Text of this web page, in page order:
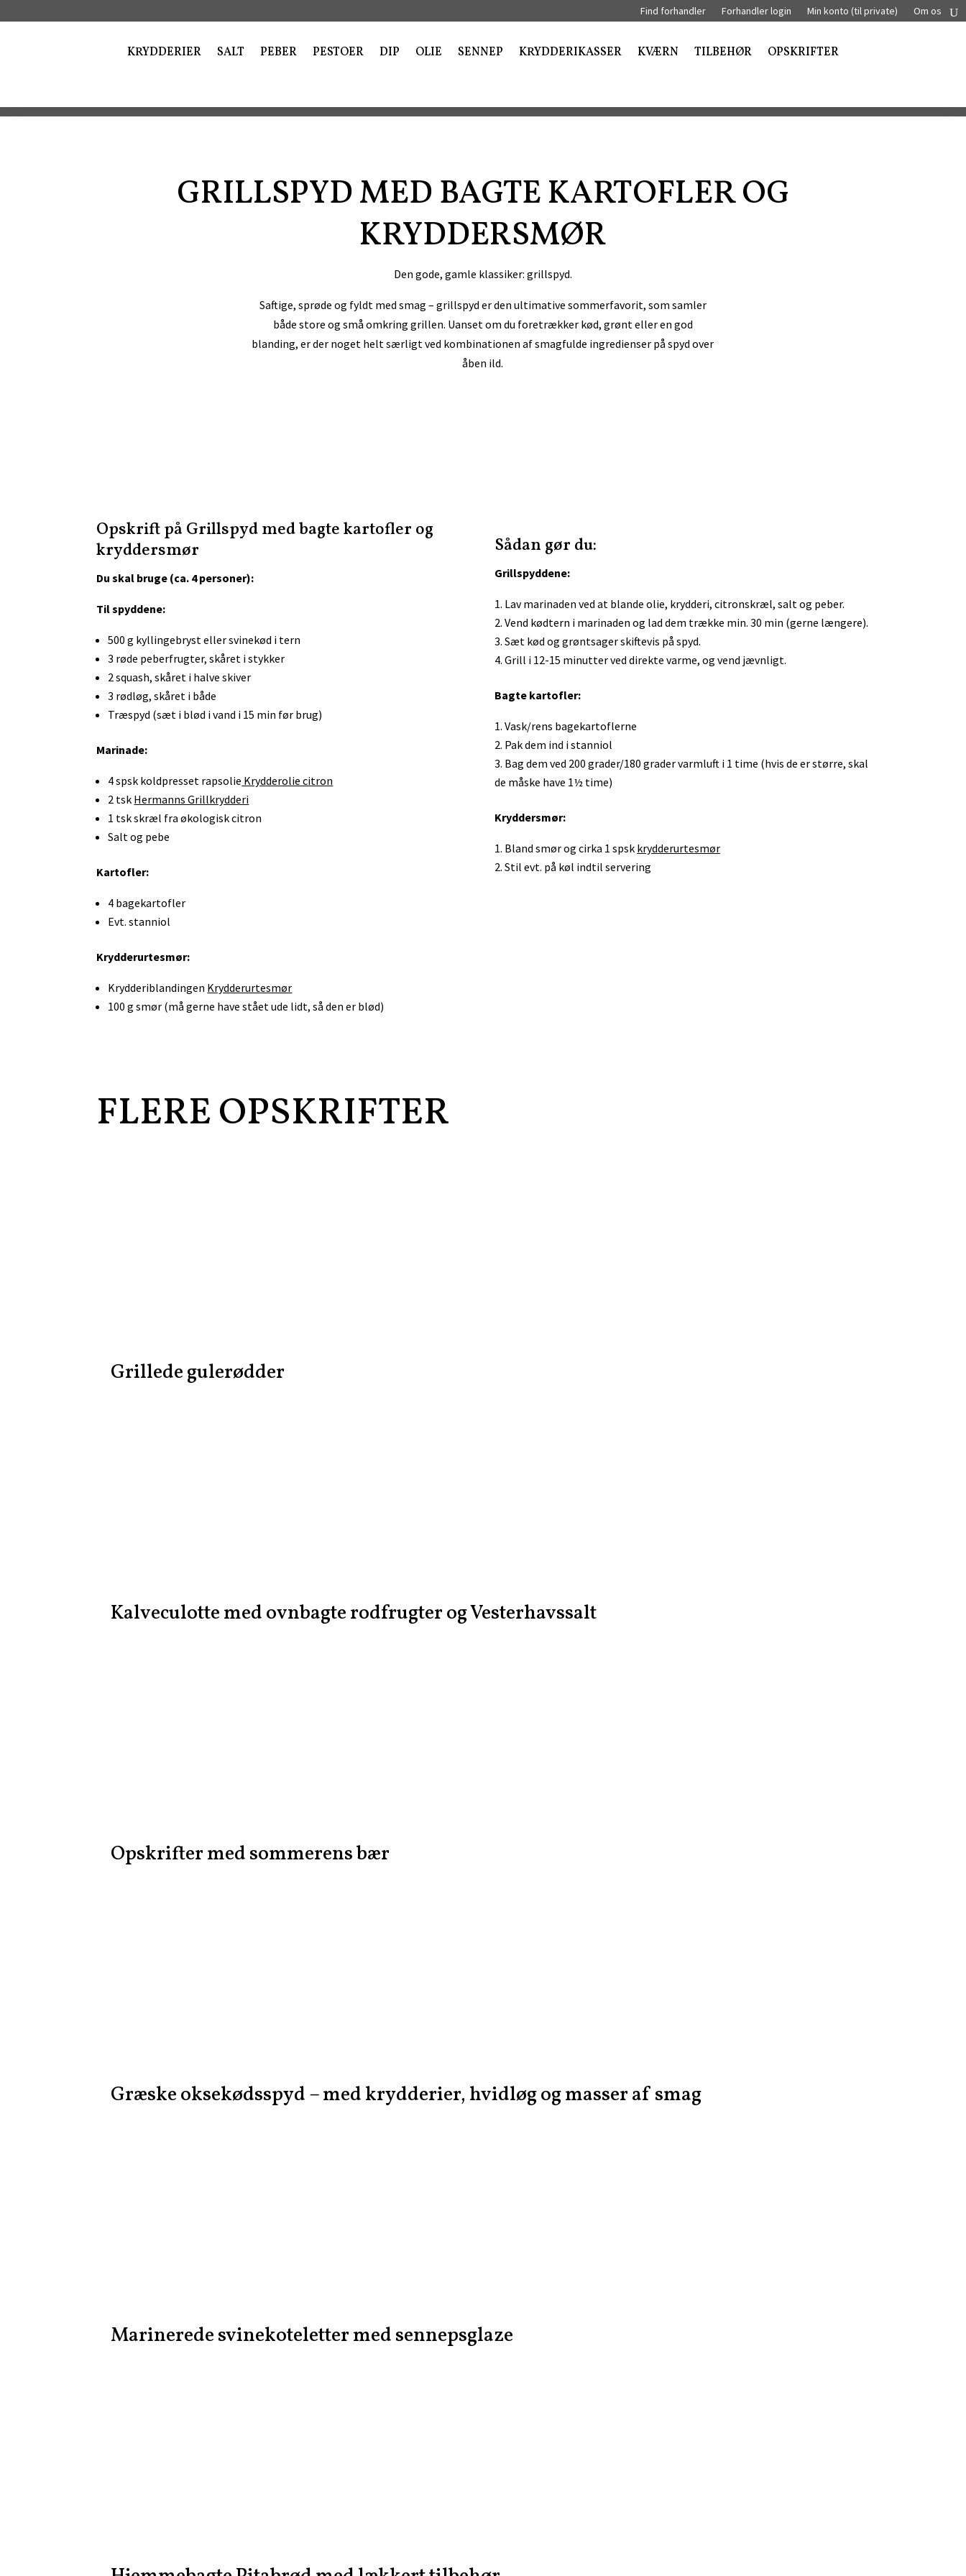
Find forhandler Forhandler login Min konto (til private) Om os
KRYDDERIER SALT PEBER PESTOER DIP OLIE SENNEP KRYDDERIKASSER KVÆRN TILBEHØR OPSKRIFTER
GRILLSPYD MED BAGTE KARTOFLER OG
KRYDDERSMØR
Den gode, gamle klassiker: grillspyd.
Saftige, sprøde og fyldt med smag – grillspyd er den ultimative sommerfavorit, som samler
både store og små omkring grillen. Uanset om du foretrækker kød, grønt eller en god
blanding, er der noget helt særligt ved kombinationen af smagfulde ingredienser på spyd over
åben ild.
Opskrift på Grillspyd med bagte kartofler og
kryddersmør
Du skal bruge (ca. 4 personer):
Til spyddene:
500 g kyllingebryst eller svinekød i tern
3 røde peberfrugter, skåret i stykker
2 squash, skåret i halve skiver
3 rødløg, skåret i både
Træspyd (sæt i blød i vand i 15 min før brug)
Marinade:
4 spsk koldpresset rapsolie Krydderolie citron
2 tsk Hermanns Grillkrydderi
1 tsk skræl fra økologisk citron
Salt og pebe
Kartofler:
4 bagekartofler
Evt. stanniol
Krydderurtesmør:
Krydderiblandingen Krydderurtesmør
100 g smør (må gerne have stået ude lidt, så den er blød)
Sådan gør du:
Grillspyddene:
Lav marinaden ved at blande olie, krydderi, citronskræl, salt og peber.
Vend kødtern i marinaden og lad dem trække min. 30 min (gerne længere).
Sæt kød og grøntsager skiftevis på spyd.
Grill i 12-15 minutter ved direkte varme, og vend jævnligt.
Bagte kartofler:
Vask/rens bagekartoflerne
Pak dem ind i stanniol
Bag dem ved 200 grader/180 grader varmluft i 1 time (hvis de er større, skal
de måske have 1½ time)
Kryddersmør:
Bland smør og cirka 1 spsk krydderurtesmør
Stil evt. på køl indtil servering
FLERE OPSKRIFTER
Grillede gulerødder
Kalveculotte med ovnbagte rodfrugter og Vesterhavssalt
Opskrifter med sommerens bær
Græske oksekødsspyd – med krydderier, hvidløg og masser af smag
Marinerede svinekoteletter med sennepsglaze